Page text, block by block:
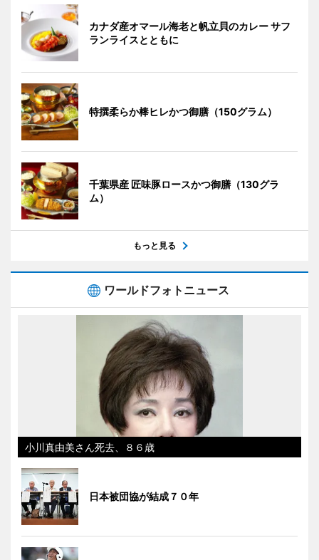
カナダ産オマール海老と帆立貝のカレー サフ
ランライスとともに
特撰柔らか棒ヒレかつ御膳（150グラム）
千葉県産 匠味豚ロースかつ御膳（130グラ
ム）
もっと見る
ワールドフォトニュース
小川真由美さん死去、８６歳
日本被団協が結成７０年